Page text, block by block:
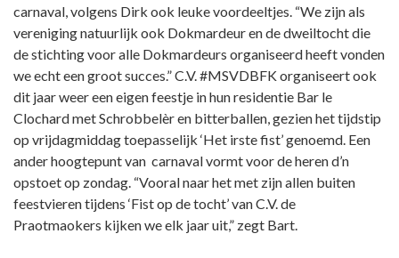
carnaval, volgens Dirk ook leuke voordeeltjes. “We zijn als
vereniging natuurlijk ook Dokmardeur en de dweiltocht die
de stichting voor alle Dokmardeurs organiseerd heeft vonden
we echt een groot succes.” C.V. #MSVDBFK organiseert ook
dit jaar weer een eigen feestje in hun residentie Bar le
Clochard met Schrobbelèr en bitterballen, gezien het tijdstip
op vrijdagmiddag toepasselijk ‘Het irste fist’ genoemd. Een
ander hoogtepunt van carnaval vormt voor de heren d’n
opstoet op zondag. “Vooral naar het met zijn allen buiten
feestvieren tijdens ‘Fist op de tocht’ van C.V. de
Praotmaokers kijken we elk jaar uit,” zegt Bart.